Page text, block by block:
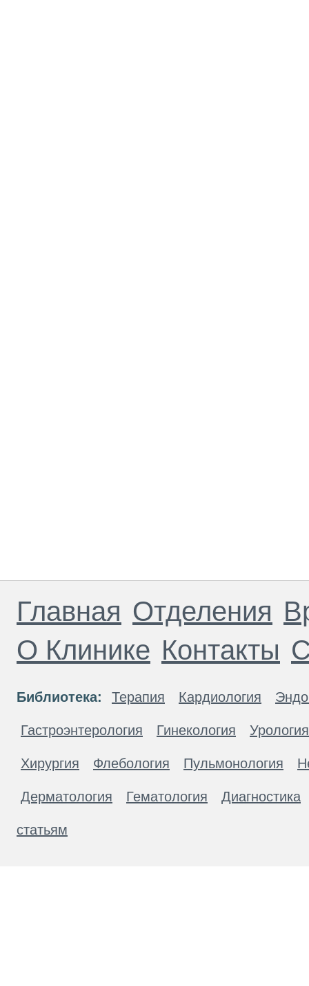
Главная Отделения
О Клинике Контакты
Библиотека: Терапия Кардиология
Гастроэнтерология Гинекология Урология
Хирургия Флебология Пульмонология
Дерматология Гематология Диагностика
статьям